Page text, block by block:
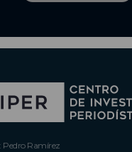
Pedro Ramírez